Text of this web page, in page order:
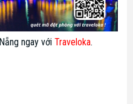
ngay với Traveloka.